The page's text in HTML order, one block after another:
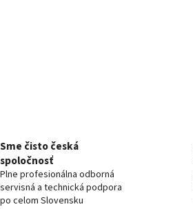
Sme čisto česká
spoločnosť
Plne profesionálna odborná
servisná a technická podpora
po celom Slovensku